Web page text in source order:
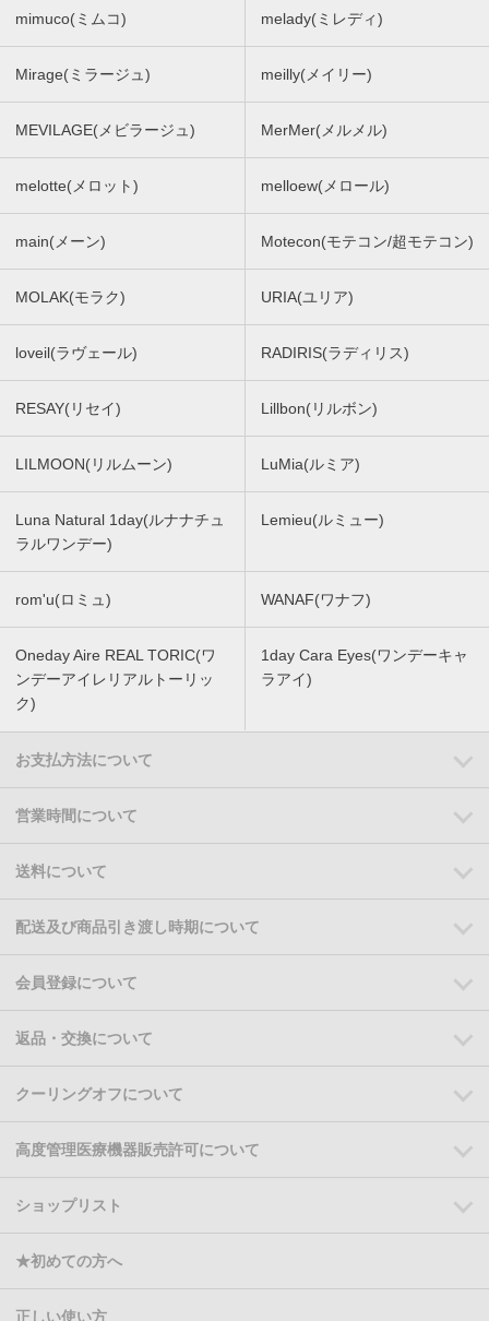
mimuco(ミムコ) melady(ミレディ)
Mirage(ミラージュ) meilly(メイリー)
MEVILAGE(メビラージュ) MerMer(メルメル)
melotte(メロット) melloew(メロール)
main(メーン) Motecon(モテコン/超モテコン)
MOLAK(モラク) URIA(ユリア)
loveil(ラヴェール) RADIRIS(ラディリス)
RESAY(リセイ) Lillbon(リルボン)
LILMOON(リルムーン) LuMia(ルミア)
Luna Natural 1day(ルナナチュ
ラルワンデー)
Lemieu(ルミュー)
rom'u(ロミュ) WANAF(ワナフ)
Oneday Aire REAL TORIC(ワ
ンデーアイレリアルトーリッ
ク)
1day Cara Eyes(ワンデーキャ
ラアイ)
お支払方法について
営業時間について
送料について
配送及び商品引き渡し時期について
会員登録について
返品・交換について
クーリングオフについて
高度管理医療機器販売許可について
ショップリスト
★初めての方へ
正しい使い方